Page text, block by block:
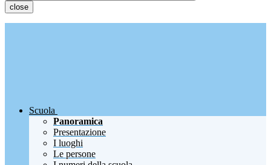
close
Scuola
Panoramica
Presentazione
I luoghi
Le persone